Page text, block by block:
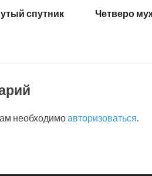
спутник
Четверо
необходимоавторизоваться